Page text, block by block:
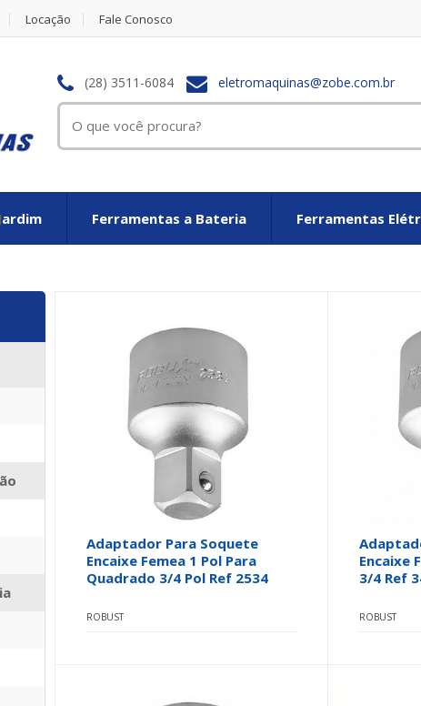
Locação Fale Conosco
(28) 3511-6084 eletromaquinas@zobe.com.br
Ferramentas a Bateria Ferramentas
Adaptador Para Soquete
Encaixe Femea 1 Pol Para
Quadrado 3/4 Pol Ref 2534
ROBUST
Encaixe
3/4 Ref
ROBUST